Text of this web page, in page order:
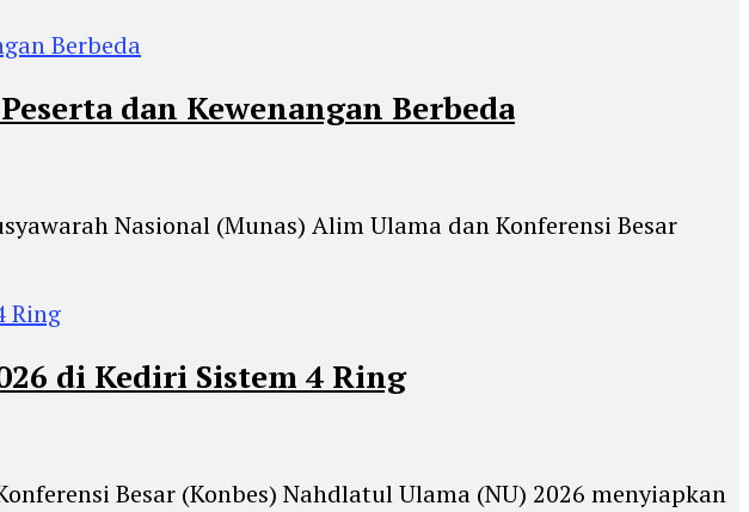
dan Kewenangan Berbeda
Nasional (Munas) Alim Ulama dan Konferensi Besar
di Kediri Sistem 4 Ring
Besar (Konbes) Nahdlatul Ulama (NU) 2026 menyiapkan